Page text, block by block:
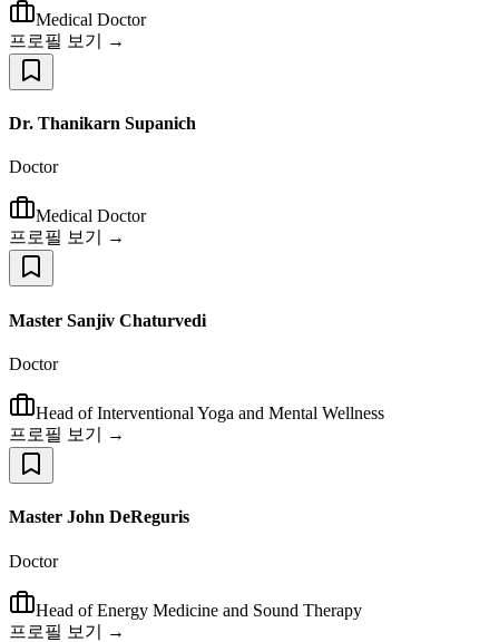
Medical Doctor
프로필 보기 →
Dr. Thanikarn Supanich
Doctor
Medical Doctor
프로필 보기 →
Master Sanjiv Chaturvedi
Doctor
Head of Interventional Yoga and Mental Wellness
프로필 보기 →
Master John DeReguris
Doctor
Head of Energy Medicine and Sound Therapy
프로필 보기 →